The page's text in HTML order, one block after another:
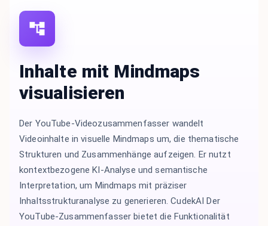
Inhalte mit Mindmaps
visualisieren
Der YouTube-Videozusammenfasser wandelt
Videoinhalte in visuelle Mindmaps um, die thematische
Strukturen und Zusammenhänge aufzeigen. Er nutzt
kontextbezogene KI-Analyse und semantische
Interpretation, um Mindmaps mit präziser
Inhaltsstrukturanalyse zu generieren. CudekAI Der
YouTube-Zusammenfasser bietet die Funktionalität